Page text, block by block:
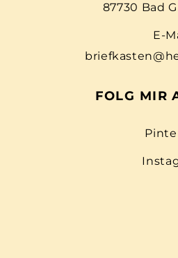
87730 Bad
E-
FOLG MIR